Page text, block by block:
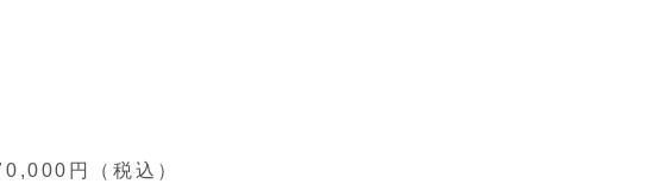
円（税込）